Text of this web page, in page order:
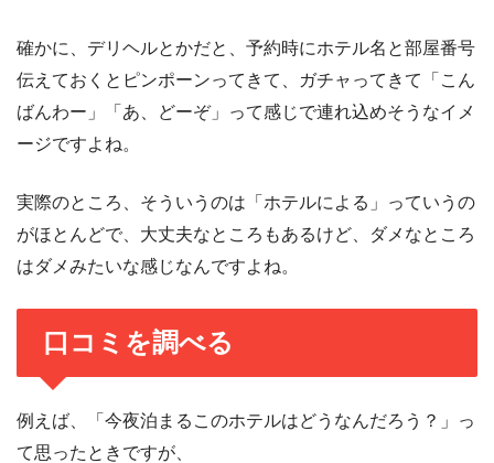
確かに、デリヘルとかだと、予約時にホテル名と部屋番号
伝えておくとピンポーンってきて、ガチャってきて「こん
ばんわー」「あ、どーぞ」って感じで連れ込めそうなイメ
ージですよね。
実際のところ、そういうのは「ホテルによる」っていうの
がほとんどで、大丈夫なところもあるけど、ダメなところ
はダメみたいな感じなんですよね。
口コミを調べる
例えば、「今夜泊まるこのホテルはどうなんだろう？」っ
て思ったときですが、